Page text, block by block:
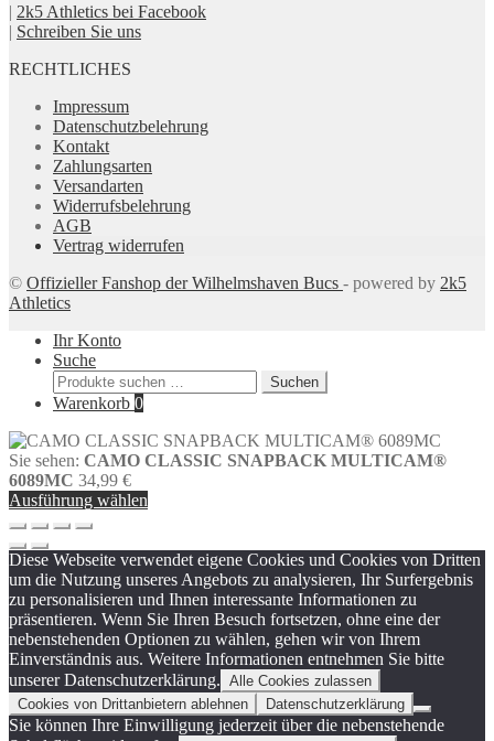
| 2k5 Athletics bei Facebook
| Schreiben Sie uns
RECHTLICHES
Impressum
Datenschutzbelehrung
Kontakt
Zahlungsarten
Versandarten
Widerrufsbelehrung
AGB
Vertrag widerrufen
© Offizieller Fanshop der Wilhelmshaven Bucs - powered by 2k5
Athletics
Ihr Konto
Suche
Suchen
nach:
Suchen
Warenkorb 0
Sie sehen: CAMO CLASSIC SNAPBACK MULTICAM®
6089MC 34,99 €
Ausführung wählen
Diese Webseite verwendet eigene Cookies und Cookies von Dritten
um die Nutzung unseres Angebots zu analysieren, Ihr Surfergebnis
zu personalisieren und Ihnen interessante Informationen zu
präsentieren. Wenn Sie Ihren Besuch fortsetzen, ohne eine der
nebenstehenden Optionen zu wählen, gehen wir von Ihrem
Einverständnis aus. Weitere Informationen entnehmen Sie bitte
unserer Datenschutzerklärung. Alle Cookies zulassen
Cookies von Drittanbietern ablehnen
Datenschutzerklärung
Sie können Ihre Einwilligung jederzeit über die nebenstehende